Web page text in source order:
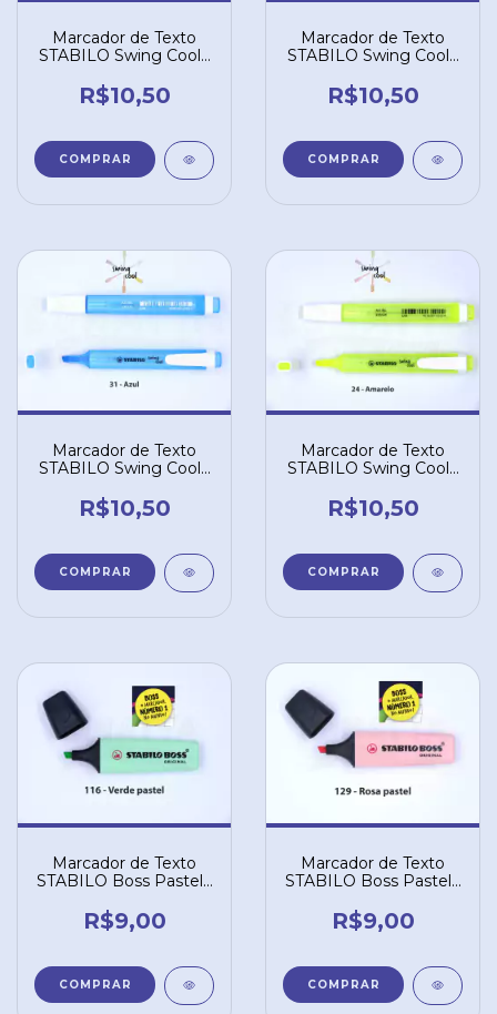
Marcador de Texto
STABILO Swing Cool -
R$10,50
Marcador de Texto
STABILO Swing Cool -
R$10,50
Marcador de Texto
STABILO Swing Cool -
R$10,50
Marcador de Texto
STABILO Swing Cool -
R$10,50
Marcador de Texto
STABILO Boss Pastel -
R$9,00
Marcador de Texto
STABILO Boss Pastel -
R$9,00